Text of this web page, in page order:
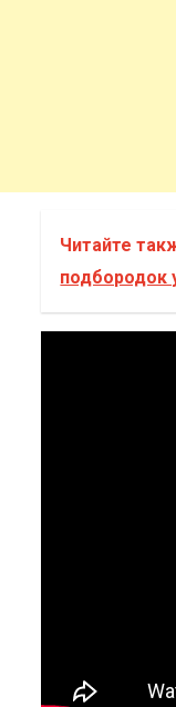
Читайте
подбородок